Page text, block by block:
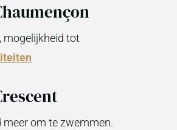
mogelijkheid tot
om te zwemmen.